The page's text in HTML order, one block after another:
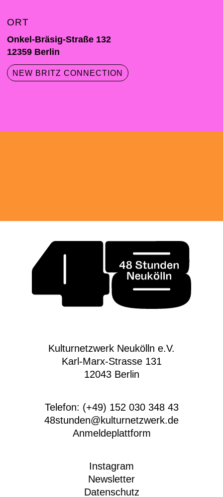
ORT
Onkel-Bräsig-Straße 132
12359 Berlin
NEW BRITZ CONNECTION
Kulturnetzwerk Neukölln e.V.
Karl-Marx-Strasse 131
12043 Berlin
Telefon: (+49) 152 030 348 43
48stunden@kulturnetzwerk.de
Anmeldeplattform
Instagram
Newsletter
Datenschutz